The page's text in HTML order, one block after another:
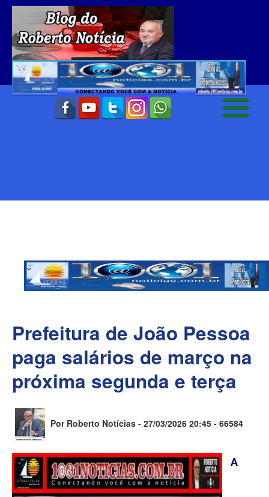
Prefeitura de João Pessoa
paga salários de março na
próxima segunda e terça
Por Roberto Notícias - 27/03/2026 20:45 - 66584
A